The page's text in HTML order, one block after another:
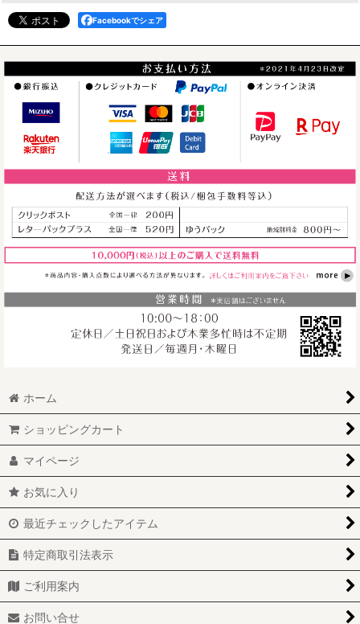
シルエットオーダ
ー【フォトカラ
ー】
(税込)
レーザープリンタ
印刷 ネームタグ
[nt001]
～(税込)
耐水マグネット
（スクエア型）
Facebookでシェア
ホーム
ショッピングカート
マイページ
お気に入り
最近チェックしたアイテム
特定商取引法表示
ご利用案内
お問い合せ